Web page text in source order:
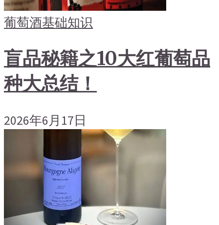
葡萄酒基础知识
盲品秘籍之10大红葡萄品
种大总结！
2026年6月17日